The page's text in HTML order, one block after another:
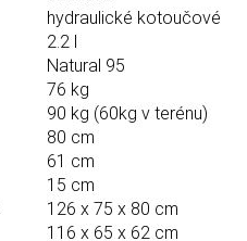
hydraulické kotoučové
2.2 l
Natural 95
76 kg
90 kg (60kg v terénu)
80 cm
61 cm
15 cm
126 x 75 x 80 cm
116 x 65 x 62 cm